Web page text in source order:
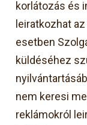
korlátozás és
leiratkozhat
esetben
küldéséhez
nem keresi
reklámokról